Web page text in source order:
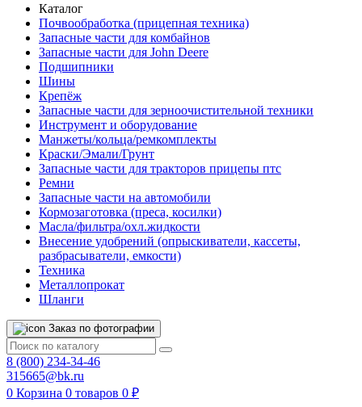
Каталог
Почвообработка (прицепная техника)
Запасные части для комбайнов
Запасные части для John Deere
Подшипники
Шины
Крепёж
Запасные части для зерноочистительной техники
Инструмент и оборудование
Манжеты/кольца/ремкомплекты
Краски/Эмали/Грунт
Запасные части для тракторов прицепы птс
Ремни
Запасные части на автомобили
Кормозаготовка (преса, косилки)
Масла/фильтра/охл.жидкости
Внесение удобрений (опрыскиватели, кассеты,
разбрасыватели, емкости)
Техника
Металлопрокат
Шланги
Заказ по фотографии
8 (800) 234-34-46
315665@bk.ru
0 Корзина 0 товаров 0 ₽